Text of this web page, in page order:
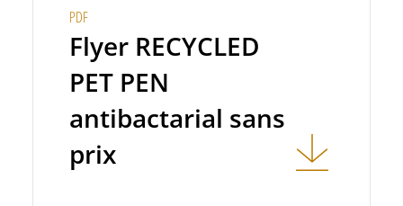
PDF
Flyer RECYCLED
PET PEN
antibactarial sans
prix